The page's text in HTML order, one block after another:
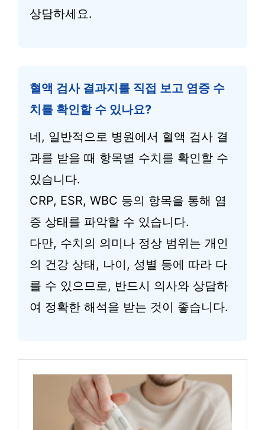
상담하세요.
혈액 검사 결과지를 직접 보고 염증 수
치를 확인할 수 있나요?
네, 일반적으로 병원에서 혈액 검사 결
과를 받을 때 항목별 수치를 확인할 수
있습니다.
CRP, ESR, WBC 등의 항목을 통해 염
증 상태를 파악할 수 있습니다.
다만, 수치의 의미나 정상 범위는 개인
의 건강 상태, 나이, 성별 등에 따라 다
를 수 있으므로, 반드시 의사와 상담하
여 정확한 해석을 받는 것이 좋습니다.